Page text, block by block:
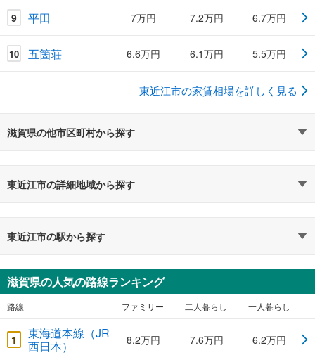
9 平田 7万円 7.2万円 6.7万円
10 五箇荘 6.6万円 6.1万円 5.5万円
東近江市の家賃相場を詳しく見る
滋賀県の他市区町村から探す
東近江市の詳細地域から探す
東近江市の駅から探す
滋賀県の人気の路線ランキング
路線 ファミリー 二人暮らし 一人暮らし
1
東海道本線（JR
西日本）
8.2万円 7.6万円 6.2万円